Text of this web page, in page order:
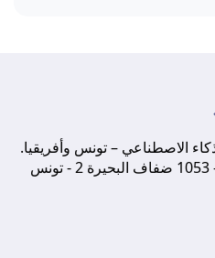
الاصطناعي – تونس وأفريقيا.